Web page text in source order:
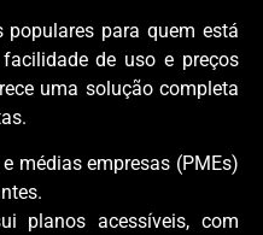
para quem está
de uso e preços
uma solução completa
e médias empresas (PMEs)
planos acessíveis, com